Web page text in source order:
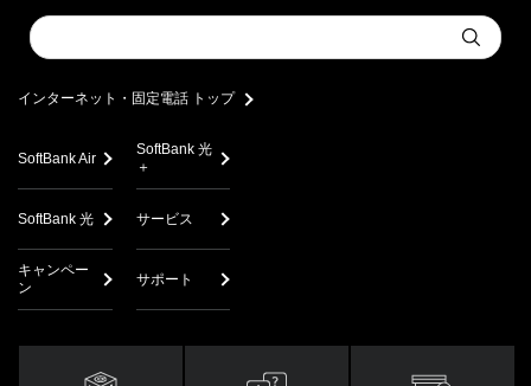
Conduct
a
Submit
インターネット・固定電話 トップ
SoftBank Air
SoftBank 光
＋
SoftBank 光 サービス
キャンペー
ン
サポート